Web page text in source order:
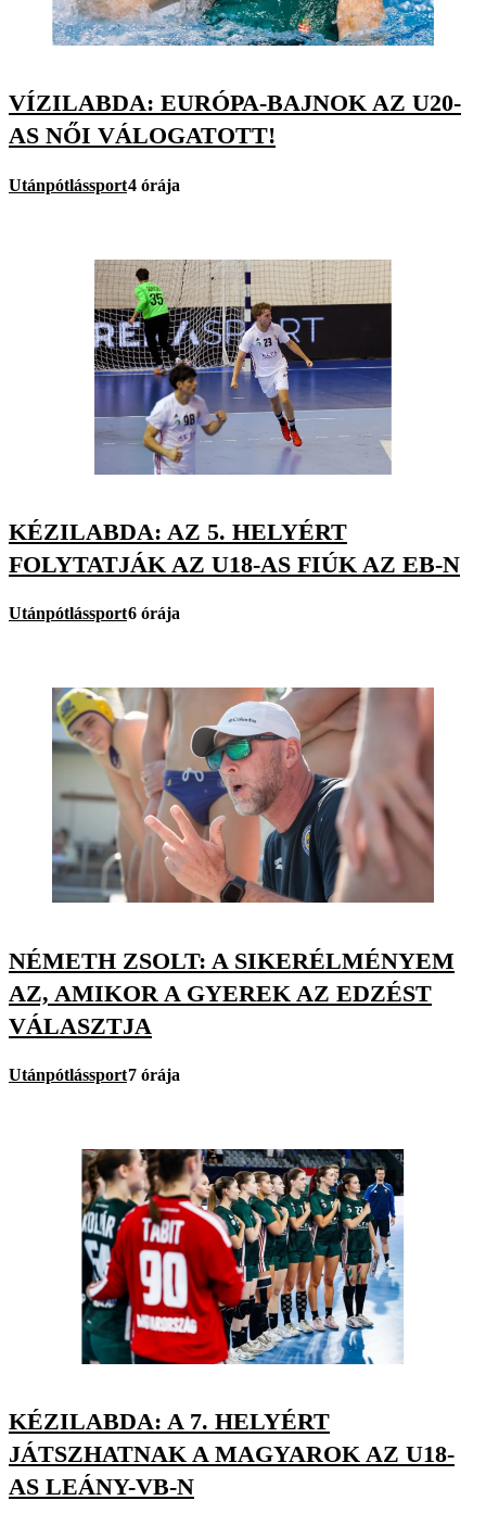
VÍZILABDA: EURÓPA-BAJNOK AZ U20-
AS NŐI VÁLOGATOTT!
Utánpótlássport4 órája
KÉZILABDA: AZ 5. HELYÉRT
FOLYTATJÁK AZ U18-AS FIÚK AZ EB-N
Utánpótlássport6 órája
NÉMETH ZSOLT: A SIKERÉLMÉNYEM
AZ, AMIKOR A GYEREK AZ EDZÉST
VÁLASZTJA
Utánpótlássport7 órája
KÉZILABDA: A 7. HELYÉRT
JÁTSZHATNAK A MAGYAROK AZ U18-
AS LEÁNY-VB-N